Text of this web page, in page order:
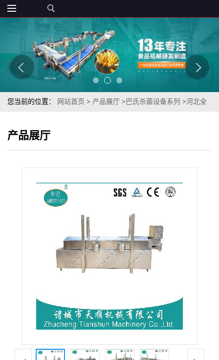
您当前的位置： 网站首页 > 产品展厅 > 巴氏杀菌设备系列 >河北全
产品展厅